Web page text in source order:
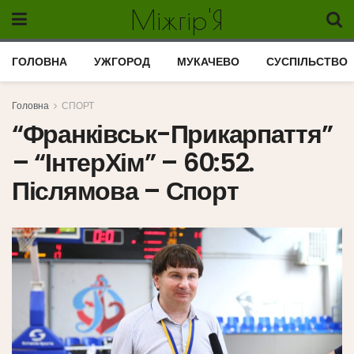
Міжгір'Я
ГОЛОВНА УЖГОРОД МУКАЧЕВО СУСПІЛЬСТВО
Головна СПОРТ
“Франківськ-Прикарпаття”
– “ІнтерХім” – 60:52.
Післямова – Спорт